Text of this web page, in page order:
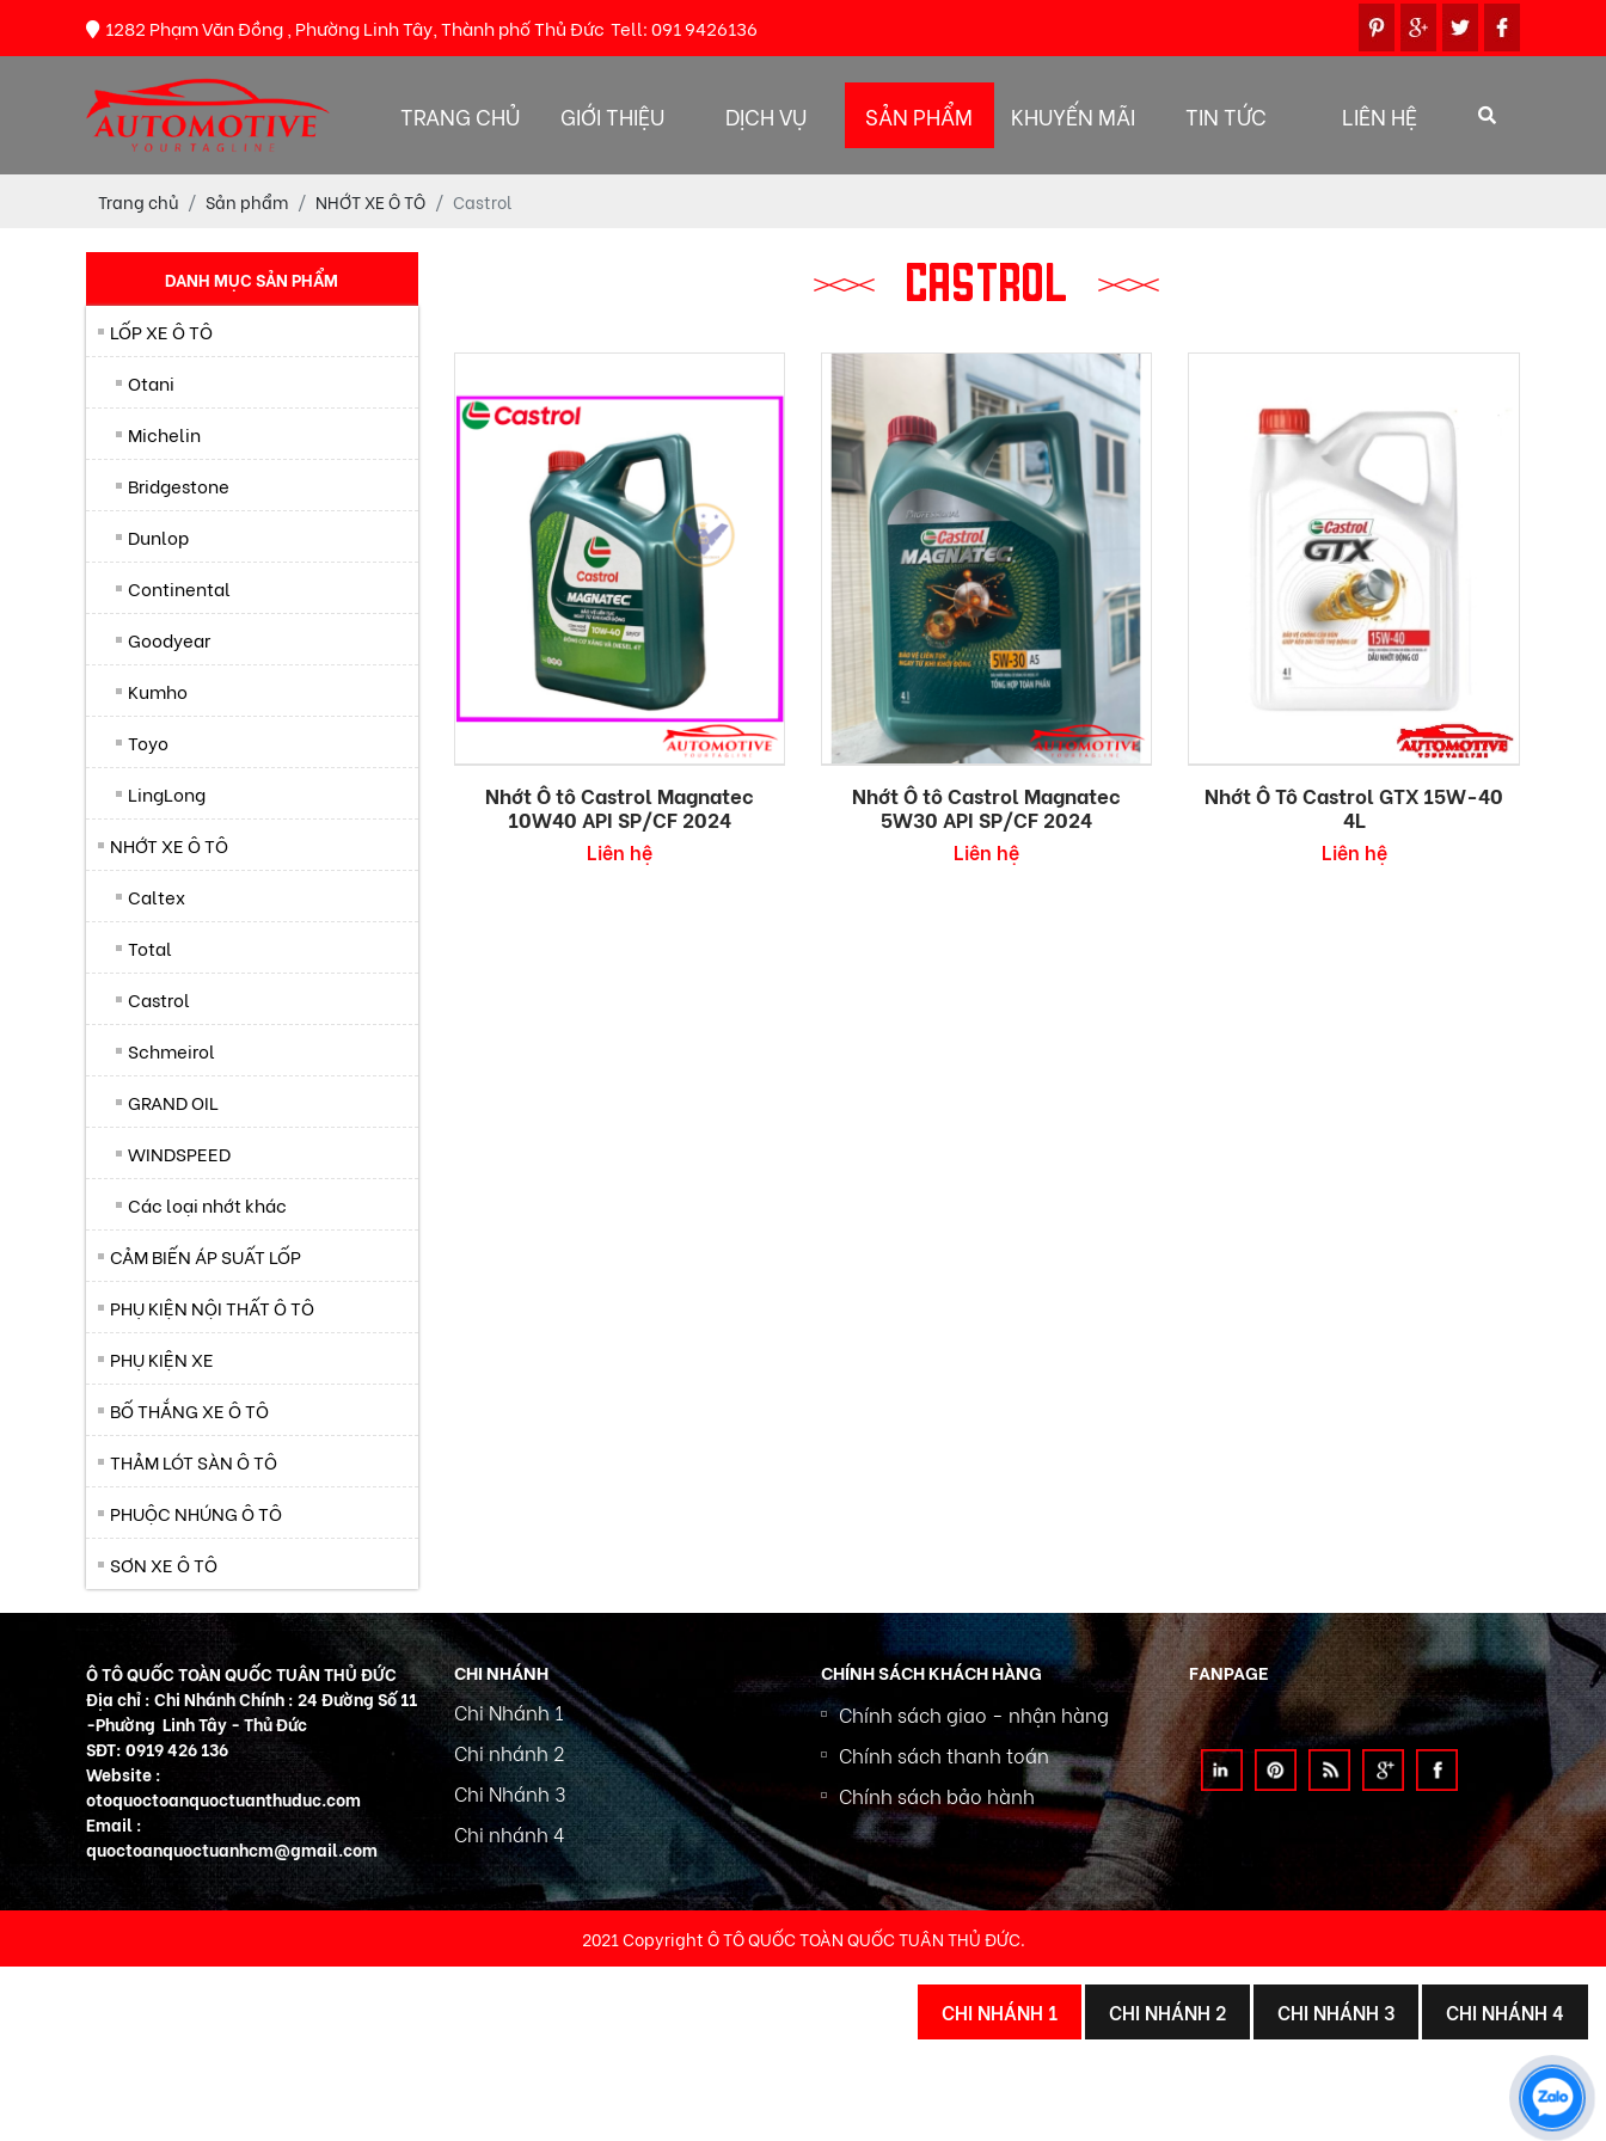
1282 Phạm Văn Đồng , Phường Linh Tây, Thành phố Thủ Đức Tell:091 9426136
TRANG CHỦ GIỚI THIỆU DỊCH VỤ SẢN PHẨM KHUYẾN MÃI TIN TỨC LIÊN HỆ
Trang chủ Sản phẩm NHỚT XE Ô TÔ Castrol
DANH MỤC SẢN PHẨM
LỐP XE Ô TÔ
Otani
Michelin
Bridgestone
Dunlop
Continental
Goodyear
Kumho
Toyo
LingLong
NHỚT XE Ô TÔ
Caltex
Total
Castrol
Schmeirol
GRAND OIL
WINDSPEED
Các loại nhớt khác
CẢM BIẾN ÁP SUẤT LỐP
PHỤ KIỆN NỘI THẤT Ô TÔ
PHỤ KIỆN XE
BỐ THẮNG XE Ô TÔ
THẢM LÓT SÀN Ô TÔ
PHUỘC NHÚNG Ô TÔ
SƠN XE Ô TÔ
Castrol
Nhớt Ô tô Castrol Magnatec
10W40 API SP/CF 2024
Liên hệ
Nhớt Ô tô Castrol Magnatec
5W30 API SP/CF 2024
Liên hệ
Nhớt Ô Tô Castrol GTX 15W-40
4L
Liên hệ
Ô TÔ QUỐC TOÀN QUỐC TUÂN THỦ ĐỨC
Địa chỉ : Chi Nhánh Chính : 24 Đường Số 11
-Phường Linh Tây - Thủ Đức
SĐT: 0919 426 136
Website :
otoquoctoanquoctuanthuduc.com
Email :
quoctoanquoctuanhcm@gmail.com
CHI NHÁNH
Chi Nhánh 1
Chi nhánh 2
Chi Nhánh 3
Chi nhánh 4
CHÍNH SÁCH KHÁCH HÀNG
Chính sách giao - nhận hàng
Chính sách thanh toán
Chính sách bảo hành
FANPAGE
2021 Copyright Ô TÔ QUỐC TOÀN QUỐC TUÂN THỦ ĐỨC.
CHI NHÁNH 1 CHI NHÁNH 2 CHI NHÁNH 3 CHI NHÁNH 4